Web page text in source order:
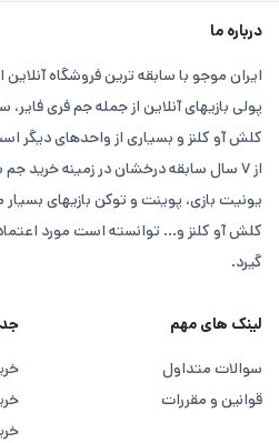
درباره ما
ایران موجو با سابقه ترین فروشگاه آنلاین
پولی بازیهای آنلاین از جمله جم فری
کلش آو کلنز و بسیاری از واحدهای
از ۷ سال سابقه درخشان در زمینه خرید
یونیت بازی، پوینت و توکن بازیهای بسیار
کلش آو کلنز و... توانسته است مورد
گیرد.
لینک های مهم
سوالات متداول
قوانین و مقررات